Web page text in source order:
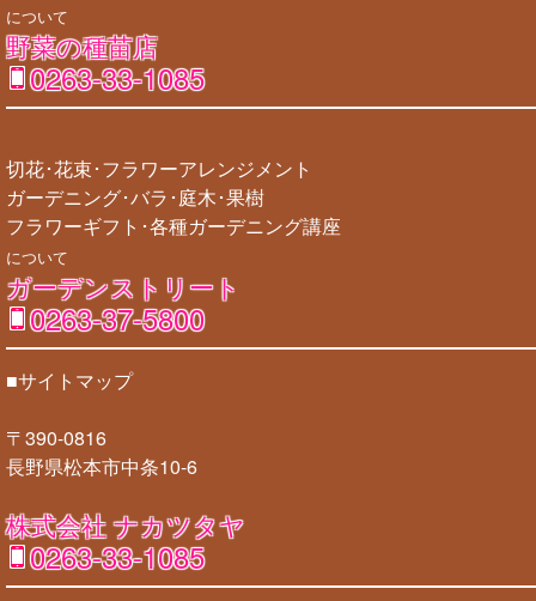
について
野菜の種苗店
0263-33-1085
切花･花束･フラワーアレンジメント
ガーデニング･バラ･庭木･果樹
フラワーギフト･各種ガーデニング講座
について
ガーデンストリート
0263-37-5800
■サイトマップ
〒390-0816
長野県松本市中条10-6
株式会社 ナカツタヤ
0263-33-1085